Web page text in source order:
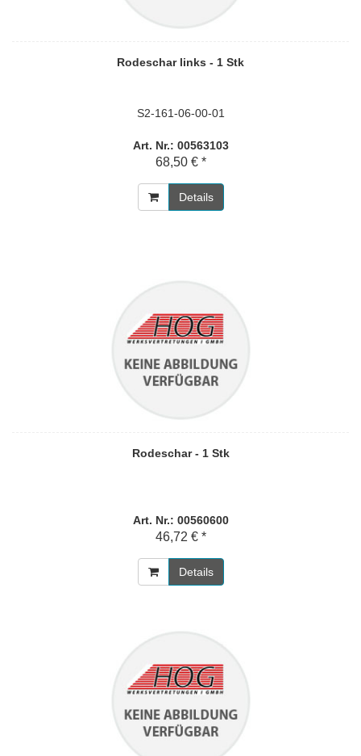
Rodeschar links - 1 Stk
S2-161-06-00-01
Art. Nr.: 00563103
68,50 € *
Details
Rodeschar - 1 Stk
Art. Nr.: 00560600
46,72 € *
Details